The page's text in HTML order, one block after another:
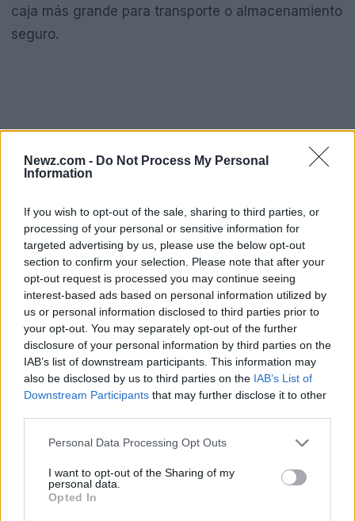
Newz.com - Do Not Process My Personal
Information
If you wish to opt-out of the sale, sharing to third parties, or
processing of your personal or sensitive information for
targeted advertising by us, please use the below opt-out
section to confirm your selection. Please note that after your
opt-out request is processed you may continue seeing
interest-based ads based on personal information utilized by
us or personal information disclosed to third parties prior to
your opt-out. You may separately opt-out of the further
disclosure of your personal information by third parties on the
IAB’s list of downstream participants. This information may
also be disclosed by us to third parties on the IAB’s List of
Downstream Participants that may further disclose it to other
Please note that this website/app uses one or more Google
not limited to your visit or usage behaviour. You may click to
grant or deny consent to Google and its third-party tags to
use your data for below specified purposes in below Google
Personal Data Processing Opt Outs
I want to opt-out of the Sharing of my
personal data.
Opted In
caja más grande para transporte o almacenamiento
seguro.
Semilleros y jardinería doméstica
El cartón puede transformarse en un
por sección y mantener un cultivo inicial
controlado. Para ello necesitas cartón limpio, tierra
suelta, semillas y una bandeja o plato que recoja el
exceso de agua.